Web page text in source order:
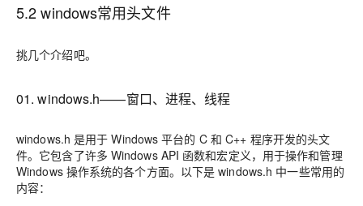
5.2 windows常用头文件
挑几个介绍吧。
01. windows.h——窗口、进程、线程
windows.h 是用于 Windows 平台的 C 和 C++ 程序开发的头文
件。它包含了许多 Windows API 函数和宏定义，用于操作和管理
Windows 操作系统的各个方面。以下是 windows.h 中一些常用的
内容：